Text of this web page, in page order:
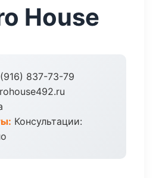
House
837-73-79
Консультации: